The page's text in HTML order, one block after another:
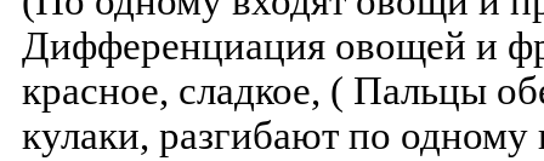
Дифференциация овощей и
красное, сладкое, ( Пальцы
кулаки, разгибают по